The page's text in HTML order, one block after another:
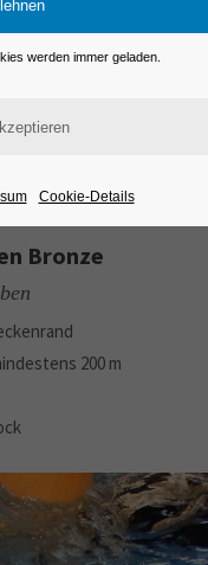
& "Gold"
Bronze
200 m
werden immer geladen.
Cookie-Details